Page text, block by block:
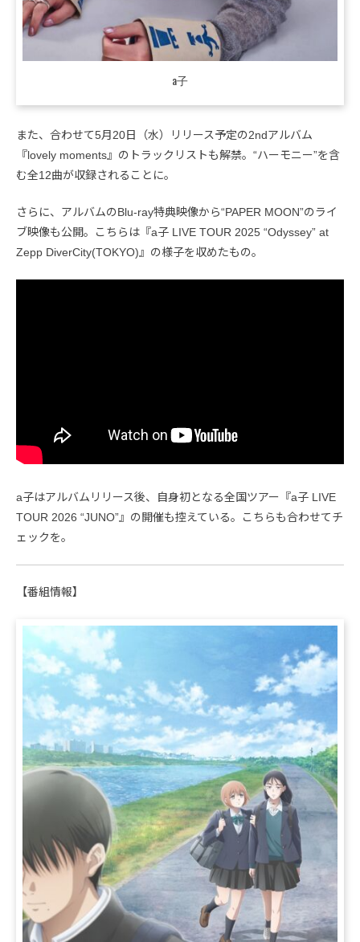
a子
また、合わせて5月20日（水）リリース予定の2ndアルバム
『lovely moments』のトラックリストも解禁。“ハーモニー”を含
む全12曲が収録されることに。
さらに、アルバムのBlu-ray特典映像から“PAPER MOON”のライ
ブ映像も公開。こちらは『a子 LIVE TOUR 2025 “Odyssey” at
Zepp DiverCity(TOKYO)』の様子を収めたもの。
a子はアルバムリリース後、自身初となる全国ツアー『a子 LIVE
TOUR 2026 “JUNO”』の開催も控えている。こちらも合わせてチ
ェックを。
【番組情報】